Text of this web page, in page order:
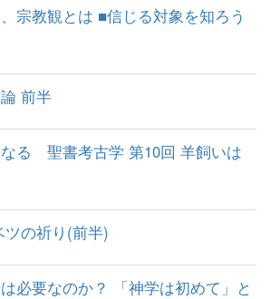
宗教観とは ■信じる対象を知ろう
前半
る 聖書考古学 第10回 羊飼いは
の祈り(前半)
必要なのか？ 「神学は初めて」と